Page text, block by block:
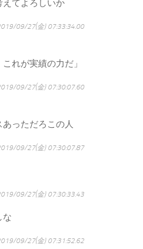
えてよろしいか
09/27(金) 07:33:34.00
れが実績の力だ」
09/27(金) 07:30:07.60
っただろこの人
09/27(金) 07:30:07.87
09/27(金) 07:30:33.43
な
09/27(金) 07:31:52.62